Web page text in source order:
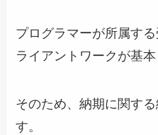
プログラマーが所属す
ライアントワークが基本
そのため、納期に関す
す。